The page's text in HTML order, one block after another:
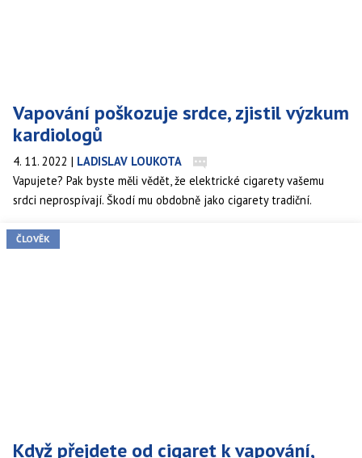
Vapování poškozuje srdce, zjistil výzkum
kardiologů
4. 11. 2022 | LADISLAV LOUKOTA
Vapujete? Pak byste měli vědět, že elektrické cigarety vašemu
srdci neprospívají. Škodí mu obdobně jako cigarety tradiční.
ČLOVĚK
Když přejdete od cigaret k vapování,